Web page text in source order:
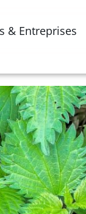
& Entreprises